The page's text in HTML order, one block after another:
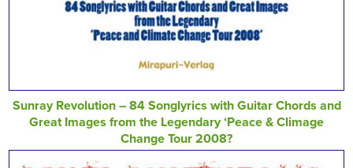
Sunray Revolution – 84 Songlyrics with Guitar Chords and
Great Images from the Legendary ‘Peace & Climage
Change Tour 2008?